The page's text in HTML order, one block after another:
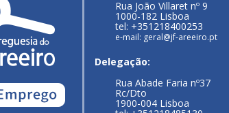
Rua João Villaret nº 9
1000-182 Lisboa
tel: +351218400253
e-mail: geral@jf-areeiro.pt
Delegação:
Rua Abade Faria nº37
Rc/Dto
1900-004 Lisboa